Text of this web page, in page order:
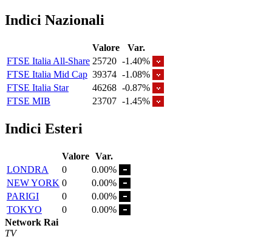
Indici Nazionali
Valore
Var.
FTSE Italia All-Share 25720 -1.40%
FTSE Italia Mid Cap 39374 -1.08%
FTSE Italia Star
46268 -0.87%
FTSE MIB
23707 -1.45%
Indici Esteri
Valore Var.
LONDRA
0
0.00%
NEW YORK 0
0.00%
PARIGI
0
0.00%
TOKYO
0
0.00%
Network Rai
TV